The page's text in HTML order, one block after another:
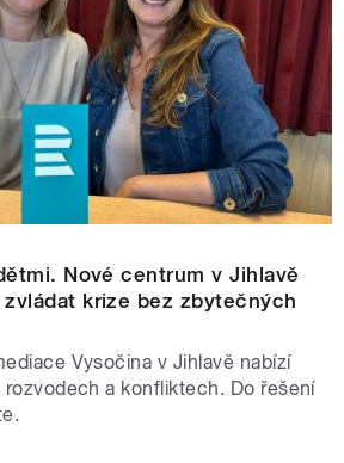
Nové centrum v Jihlavě
zvládat krize bez zbytečných
Vysočina v Jihlavě nabízí
a konfliktech. Do řešení